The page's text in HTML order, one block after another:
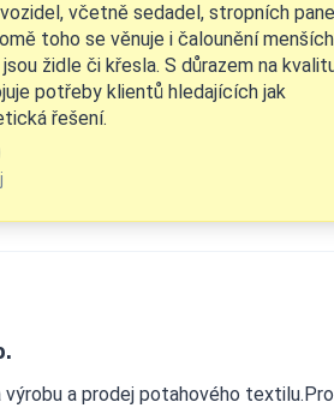
včetně sedadel, stropních
toho se věnuje i čalounění menších
židle či křesla. S důrazem na
potřeby klientů hledajících jak
řešení.
výrobu a prodej potahového